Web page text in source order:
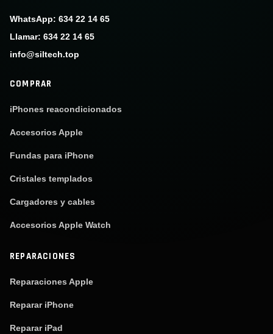
WhatsApp: 634 22 14 65
Llamar: 634 22 14 65
info@siltech.top
COMPRAR
iPhones reacondicionados
Accesorios Apple
Fundas para iPhone
Cristales templados
Cargadores y cables
Accesorios Apple Watch
REPARACIONES
Reparaciones Apple
Reparar iPhone
Reparar iPad